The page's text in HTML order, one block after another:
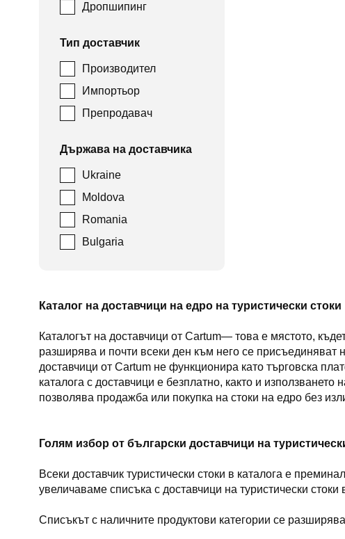
Дропшипинг
Тип доставчик
Производител
Импортьор
Препродавач
Държава на доставчика
Ukraine
Moldova
Romania
Bulgaria
Каталог на доставчици на едро на туристически стоки
Каталогът на доставчици от Cartum— това е мястото,
разширява и почти всеки ден към него се присъединяват
доставчици от Cartum не функционира като търговска
каталога с доставчици е безплатно, както и
позволява продажба или покупка на стоки на едро без
Голям избор от български доставчици на
Всеки доставчик туристически стоки в каталога е
увеличаваме списъка с доставчици на туристически стоки
Списъкът с наличните продуктови категории се